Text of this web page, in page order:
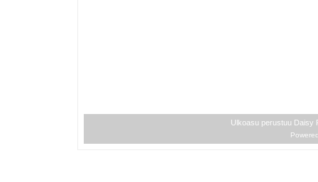
Ulkoasu perustuu Daisy